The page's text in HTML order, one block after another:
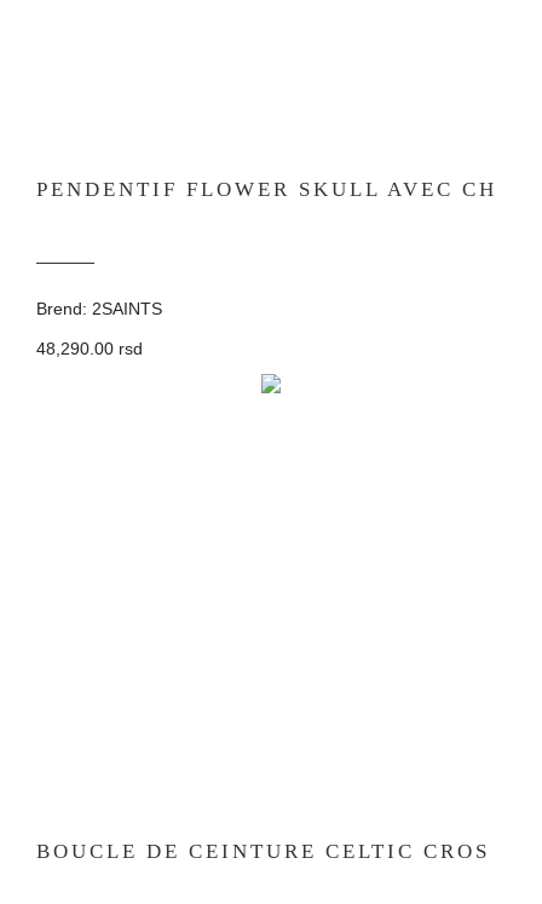
PENDENTIF FLOWER SKULL AVEC CH
Brend: 2SAINTS
48,290.00 rsd
BOUCLE DE CEINTURE CELTIC CROS